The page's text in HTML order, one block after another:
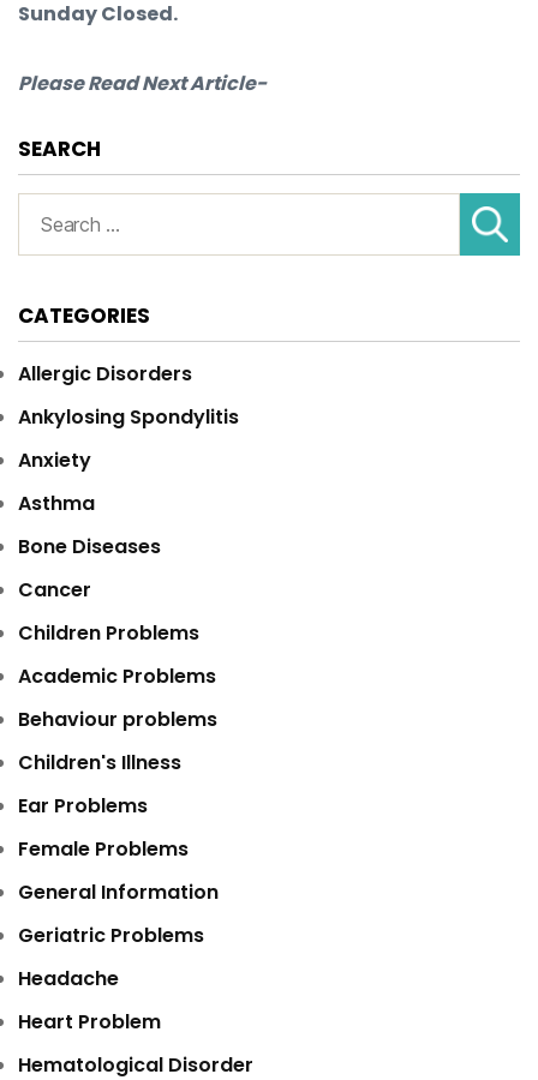
Sunday Closed.
Please Read Next Article-
SEARCH
for:
CATEGORIES
Allergic Disorders
Ankylosing Spondylitis
Anxiety
Asthma
Bone Diseases
Cancer
Children Problems
Academic Problems
Behaviour problems
Children's Illness
Ear Problems
Female Problems
General Information
Geriatric Problems
Headache
Heart Problem
Hematological Disorder